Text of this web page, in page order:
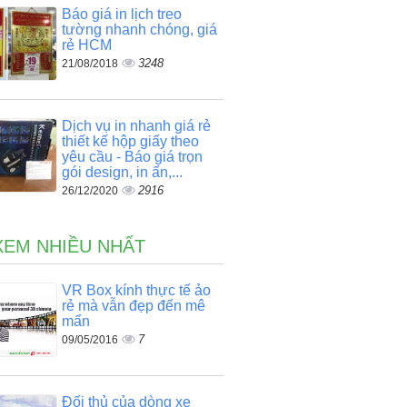
Báo giá in lịch treo
tường nhanh chóng, giá
rẻ HCM
21/08/2018 3248
Dịch vụ in nhanh giá rẻ
thiết kế hộp giấy theo
yêu cầu - Báo giá trọn
gói design, in ấn,...
26/12/2020 2916
NHIỀU NHẤT
VR Box kính thực tế ảo
rẻ mà vẫn đẹp đến mê
mẩn
09/05/2016 7
Đối thủ của dòng xe